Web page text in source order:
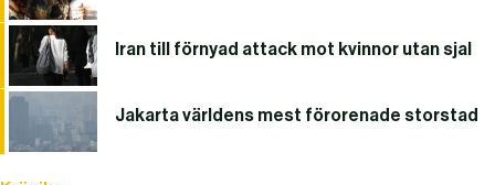
Iran till förnyad attack mot kvinnor utan sjal
Jakarta världens mest förorenade storstad